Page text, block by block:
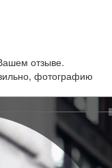
отзыве.
фотографию